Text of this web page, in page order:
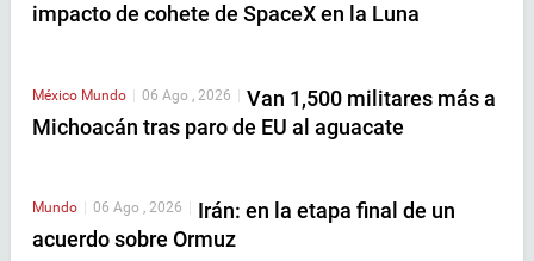
impacto de cohete de SpaceX en la Luna
México Mundo | 06 Ago , 2026 | Van 1,500 militares más a
Michoacán tras paro de EU al aguacate
Mundo 06 Ago , 2026
Irán: en la etapa final de un
acuerdo sobre Ormuz